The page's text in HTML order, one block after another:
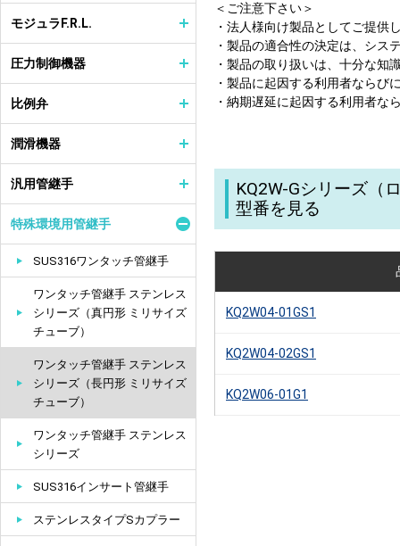
＜ご注意下さい＞
・法人様向け製品としてご提供
・製品の適合性の決定は、シス
・製品の取り扱いは、十分な知
・製品に起因する利用者ならび
・納期遅延に起因する利用者な
KQ2W-Gシリーズ（
型番を見る
KQ2W04-01GS1
KQ2W04-02GS1
KQ2W06-01G1
モジュラF.R.L.
圧力制御機器
比例弁
潤滑機器
汎用管継手
特殊環境用管継手
SUS316ワンタッチ管継手
ワンタッチ管継手 ステンレス
シリーズ（真円形 ミリサイズ
チューブ）
ワンタッチ管継手 ステンレス
シリーズ（長円形 ミリサイズ
チューブ）
ワンタッチ管継手 ステンレス
シリーズ
SUS316インサート管継手
ステンレスタイプSカプラー